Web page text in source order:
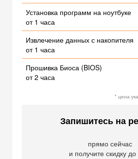
Установка программ на ноутбуке
от 1 часа
Извлечение данных с накопителя
от 1 часа
Прошивка Биоса (BIOS)
от 2 часа
* цена
Запишитесь на
прямо сейчас
и получите скидку